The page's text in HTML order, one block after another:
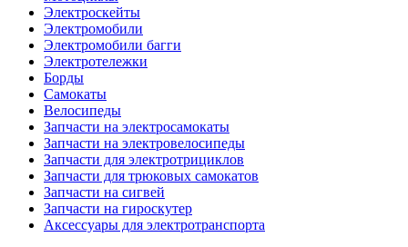
Электроскейты
Электромобили
Электромобили багги
Электротележки
Борды
Самокаты
Велосипеды
Запчасти на электросамокаты
Запчасти на электровелосипеды
Запчасти для электротрициклов
Запчасти для трюковых самокатов
Запчасти на сигвей
Запчасти на гироскутер
Аксессуары для электротранспорта